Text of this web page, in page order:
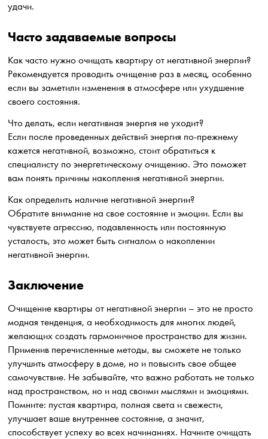
удачи.
Часто задаваемые вопросы
Как часто нужно очищать квартиру от негативной энергии?
Рекомендуется проводить очищение раз в месяц, особенно
если вы заметили изменения в атмосфере или ухудшение
своего состояния.
Что делать, если негативная энергия не уходит?
Если после проведенных действий энергия по-прежнему
кажется негативной, возможно, стоит обратиться к
специалисту по энергетическому очищению. Это поможет
вам понять причины накопления негативной энергии.
Как определить наличие негативной энергии?
Обратите внимание на свое состояние и эмоции. Если вы
чувствуете агрессию, подавленность или постоянную
усталость, это может быть сигналом о накоплении
негативной энергии.
Заключение
Очищение квартиры от негативной энергии – это не просто
модная тенденция, а необходимость для многих людей,
желающих создать гармоничное пространство для жизни.
Применив перечисленные методы, вы сможете не только
улучшить атмосферу в доме, но и повысить свое общее
самочувствие. Не забывайте, что важно работать не только
над пространством, но и над своими мыслями и эмоциями.
Помните: пустая квартира, полная света и свежести,
улучшает ваше внутреннее состояние, а значит,
способствует успеху во всех начинаниях. Начните очищать